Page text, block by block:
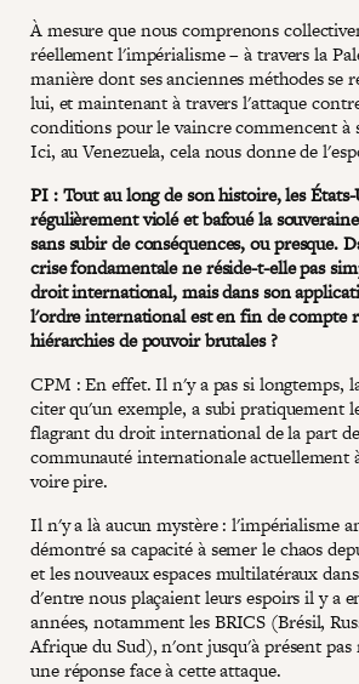
À mesure que nous comprenons
réellement l'impérialisme – à travers la
manière dont ses anciennes méthodes se
lui, et maintenant à travers l'attaque
conditions pour le vaincre commencent à
Ici, au Venezuela, cela nous donne de
PI : Tout au long de son histoire, les
régulièrement violé et bafoué la
sans subir de conséquences, ou presque.
crise fondamentale ne réside-t-elle pas
droit international, mais dans son
l'ordre international est en fin de compte
hiérarchies de pouvoir brutales ?
CPM : En effet. Il n'y a pas si longtemps,
citer qu'un exemple, a subi pratiquement
flagrant du droit international de la part
communauté internationale actuellement
voire pire.
Il n'y a là aucun mystère : l'impérialisme
démontré sa capacité à semer le chaos
et les nouveaux espaces multilatéraux
d'entre nous plaçaient leurs espoirs il y a
années, notamment les BRICS (Brésil,
Afrique du Sud), n'ont jusqu'à présent pas
une réponse face à cette attaque.